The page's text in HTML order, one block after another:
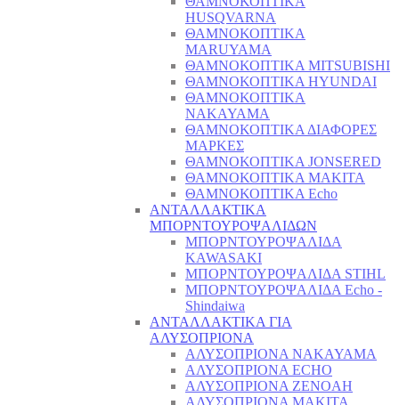
HUSQVARNA
ΘΑΜΝΟΚΟΠΤΙΚΑ
MARUYAMA
ΘΑΜΝΟΚΟΠΤΙΚΑ MITSUBISHI
ΘΑΜΝΟΚΟΠΤΙΚΑ HYUNDAI
ΘΑΜΝΟΚΟΠΤΙΚΑ
NAKAYAMA
ΘΑΜΝΟΚΟΠΤΙΚΑ ΔΙΑΦΟΡΕΣ
ΜΑΡΚΕΣ
ΘΑΜΝΟΚΟΠΤΙΚΑ JONSERED
ΘΑΜΝΟΚΟΠΤΙΚΑ MAKITA
ΘΑΜΝΟΚΟΠΤΙΚΑ Echo
ΑΝΤΑΛΛΑΚΤΙΚΑ
ΜΠΟΡΝΤΟΥΡΟΨΑΛΙΔΩΝ
ΜΠΟΡΝΤΟΥΡΟΨΑΛΙΔΑ
KAWASAKI
ΜΠΟΡΝΤΟΥΡΟΨΑΛΙΔΑ STIHL
ΜΠΟΡΝΤΟΥΡΟΨΑΛΙΔΑ Echo -
Shindaiwa
ΑΝΤΑΛΛΑΚΤΙΚΑ ΓΙΑ
ΑΛΥΣΟΠΡΙΟΝΑ
ΑΛΥΣΟΠΡΙΟΝΑ NAKAYAMA
ΑΛΥΣΟΠΡΙΟΝΑ ECHO
ΑΛΥΣΟΠΡΙΟΝΑ ZENOAH
ΑΛΥΣΟΠΡΙΟΝΑ MAKITA